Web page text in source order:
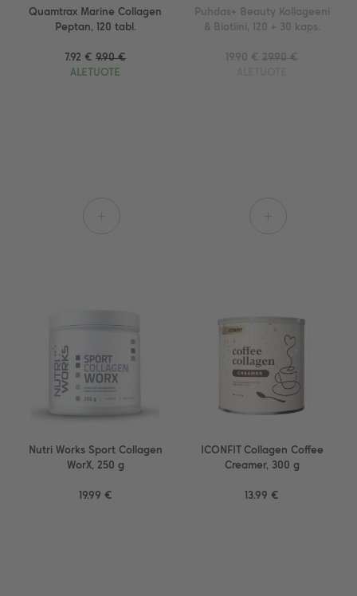
Quamtrax Marine Collagen
Peptan, 120 tabl.
7.92 € 9.90 €
ALETUOTE
Puhdas+ Beauty Kollageeni
& Biotiini, 120 + 30 kaps.
19.90 € 29.90 €
Nutri Works Sport Collagen
WorX, 250 g
19.99 €
ICONFIT Collagen Coffee
Creamer, 300 g
13.99 €